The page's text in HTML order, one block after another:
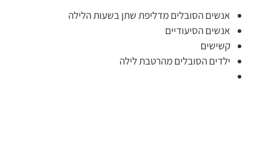
אנשים הסובלים מדליפת שתן בשעות הלילה
אנשים הסיעודיים
קשישים
ילדים הסובלים מהרטבת לילה